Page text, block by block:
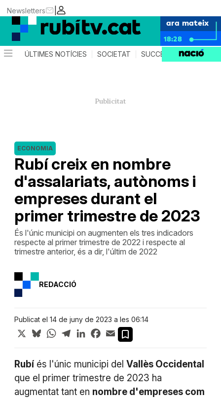
|
Newsletters
ara mateix
18:28
ÚLTIMES NOTÍCIES SOCIETAT SUCCESSOS
Rubí creix en nombre
d'assalariats, autònoms i
empreses durant el
primer trimestre de 2023
ECONOMIA
És l'únic municipi on augmenten els tres indicadors
respecte al primer trimestre de 2022 i respecte al
trimestre anterior, és a dir, l'últim de 2022
REDACCIÓ
Publicat el 14 de juny de 2023 a les 06:14
X BlueskyWhatsApp
TelegramLinkedInFacebook
Email
Rubíés l'únic municipi del Vallès Occidental
que el primer trimestre de 2023 ha
augmentat tant en nombre d'empreses com